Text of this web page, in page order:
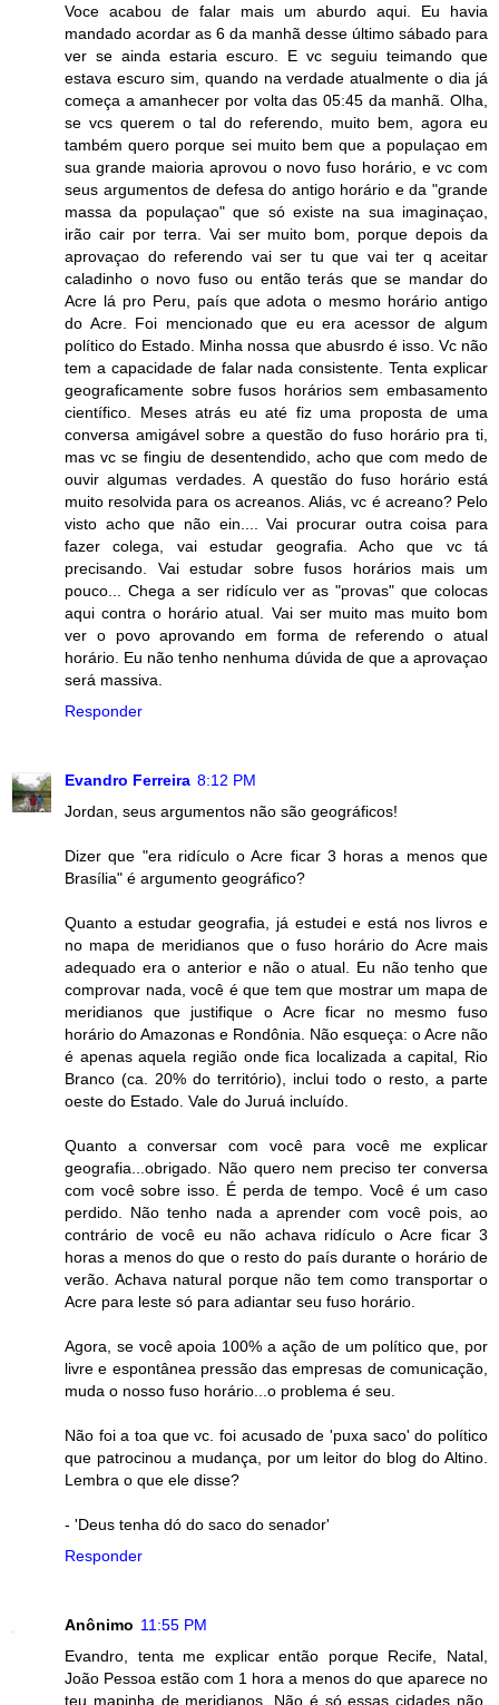
Voce acabou de falar mais um aburdo aqui. Eu havia
mandado acordar as 6 da manhã desse último sábado para
ver se ainda estaria escuro. E vc seguiu teimando que
estava escuro sim, quando na verdade atualmente o dia já
começa a amanhecer por volta das 05:45 da manhã. Olha,
se vcs querem o tal do referendo, muito bem, agora eu
também quero porque sei muito bem que a populaçao em
sua grande maioria aprovou o novo fuso horário, e vc com
seus argumentos de defesa do antigo horário e da "grande
massa da populaçao" que só existe na sua imaginaçao,
irão cair por terra. Vai ser muito bom, porque depois da
aprovaçao do referendo vai ser tu que vai ter q aceitar
caladinho o novo fuso ou então terás que se mandar do
Acre lá pro Peru, país que adota o mesmo horário antigo
do Acre. Foi mencionado que eu era acessor de algum
político do Estado. Minha nossa que abusrdo é isso. Vc não
tem a capacidade de falar nada consistente. Tenta explicar
geograficamente sobre fusos horários sem embasamento
científico. Meses atrás eu até fiz uma proposta de uma
conversa amigável sobre a questão do fuso horário pra ti,
mas vc se fingiu de desentendido, acho que com medo de
ouvir algumas verdades. A questão do fuso horário está
muito resolvida para os acreanos. Aliás, vc é acreano? Pelo
visto acho que não ein.... Vai procurar outra coisa para
fazer colega, vai estudar geografia. Acho que vc tá
precisando. Vai estudar sobre fusos horários mais um
pouco... Chega a ser ridículo ver as "provas" que colocas
aqui contra o horário atual. Vai ser muito mas muito bom
ver o povo aprovando em forma de referendo o atual
horário. Eu não tenho nenhuma dúvida de que a aprovaçao
será massiva.
Responder
Evandro Ferreira 8:12 PM
Jordan, seus argumentos não são geográficos!
Dizer que "era ridículo o Acre ficar 3 horas a menos que
Brasília" é argumento geográfico?
Quanto a estudar geografia, já estudei e está nos livros e
no mapa de meridianos que o fuso horário do Acre mais
adequado era o anterior e não o atual. Eu não tenho que
comprovar nada, você é que tem que mostrar um mapa de
meridianos que justifique o Acre ficar no mesmo fuso
horário do Amazonas e Rondônia. Não esqueça: o Acre não
é apenas aquela região onde fica localizada a capital, Rio
Branco (ca. 20% do território), inclui todo o resto, a parte
oeste do Estado. Vale do Juruá incluído.
Quanto a conversar com você para você me explicar
geografia...obrigado. Não quero nem preciso ter conversa
com você sobre isso. É perda de tempo. Você é um caso
perdido. Não tenho nada a aprender com você pois, ao
contrário de você eu não achava ridículo o Acre ficar 3
horas a menos do que o resto do país durante o horário de
verão. Achava natural porque não tem como transportar o
Acre para leste só para adiantar seu fuso horário.
Agora, se você apoia 100% a ação de um político que, por
livre e espontânea pressão das empresas de comunicação,
muda o nosso fuso horário...o problema é seu.
Não foi a toa que vc. foi acusado de 'puxa saco' do político
que patrocinou a mudança, por um leitor do blog do Altino.
Lembra o que ele disse?
- 'Deus tenha dó do saco do senador'
Responder
Anônimo 11:55 PM
Evandro, tenta me explicar então porque Recife, Natal,
João Pessoa estão com 1 hora a menos do que aparece no
teu mapinha de meridianos. Não é só essas cidades não.